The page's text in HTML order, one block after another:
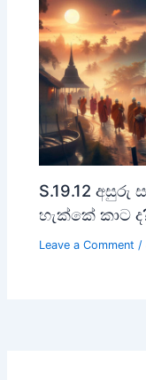
S.19.12
හැක්කේ කාට
Leave a Comment /